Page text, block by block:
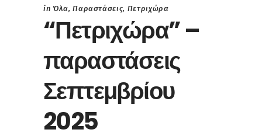
in Όλα,Παραστάσεις, Πετριχώρα
“Πετριχώρα” –
παραστάσεις
Σεπτεμβρίου
2025